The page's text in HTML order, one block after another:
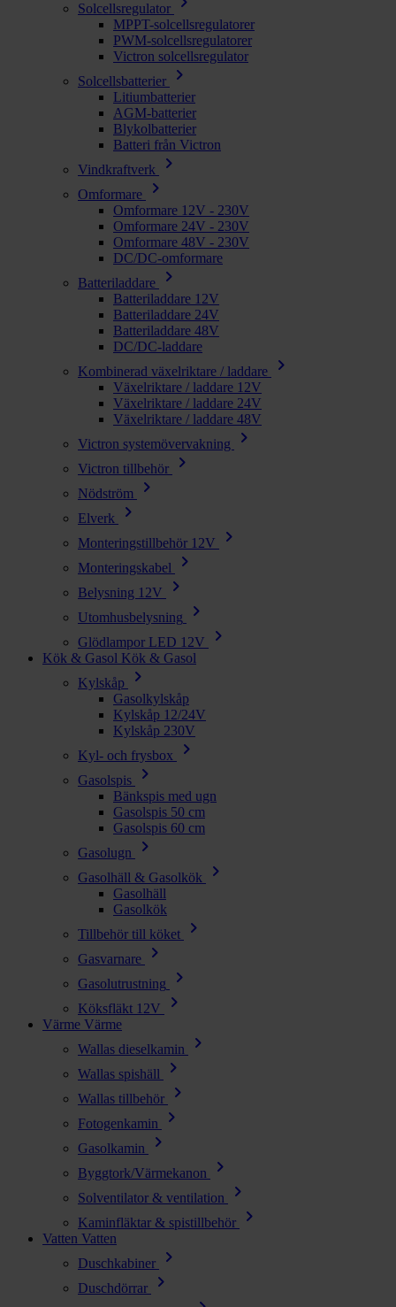
Solcellsregulator
MPPT-solcellsregulatorer
PWM-solcellsregulatorer
Victron solcellsregulator
Solcellsbatterier
chevron_right
Litiumbatterier
AGM-batterier
Blykolbatterier
Batteri från Victron
Vindkraftverk
chevron_right
Omformare chevron_right
Omformare 12V - 230V
Omformare 24V - 230V
Omformare 48V - 230V
DC/DC-omformare
Batteriladdare
chevron_right
Batteriladdare 12V
Batteriladdare 24V
Batteriladdare 48V
DC/DC-laddare
Kombinerad växelriktare / laddare
chevron_right
Växelriktare / laddare 12V
Växelriktare / laddare 24V
Växelriktare / laddare 48V
Victron systemövervakning
chevron_right
Victron tillbehör chevron_right
Nödström chevron_right
Elverk chevron_right
Monteringstillbehör 12V chevron_right
Monteringskabel chevron_right
Belysning 12V chevron_right
Utomhusbelysning chevron_right
Glödlampor LED 12V chevron_right
Kök & Gasol Kök & Gasol
Kylskåp
chevron_right
Gasolkylskåp
Kylskåp 12/24V
Kylskåp 230V
Kyl- och frysbox
chevron_right
Gasolspis chevron_right
Bänkspis med ugn
Gasolspis 50 cm
Gasolspis 60 cm
Gasolugn
chevron_right
Gasolhäll & Gasolkök chevron_right
Gasolhäll
Gasolkök
Tillbehör till köket
chevron_right
Gasvarnare chevron_right
Gasolutrustning chevron_right
Köksfläkt 12V chevron_right
Värme Värme
Wallas dieselkamin
chevron_right
Wallas spishäll chevron_right
Wallas tillbehör chevron_right
Fotogenkamin chevron_right
Gasolkamin chevron_right
Byggtork/Värmekanon chevron_right
Solventilator & ventilation chevron_right
Kaminfläktar & spistillbehör chevron_right
Vatten Vatten
Duschkabiner
chevron_right
Duschdörrar chevron_right